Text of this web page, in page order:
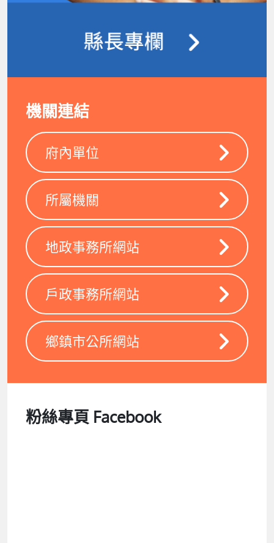
機關連結
府內單位
所屬機關
地政事務所網站
戶政事務所網站
鄉鎮市公所網站
粉絲專頁 Facebook